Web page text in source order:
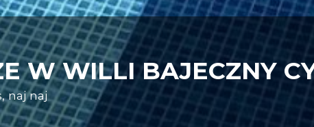
W WILLI BAJECZNY
naj naj